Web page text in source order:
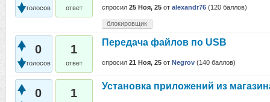
голосов ответ спросил 25 Ноя, 25 от alexandr76 (120 баллов)
блокировщик
0
голосов
1
ответ
Передача файлов по USB
спросил 21 Ноя, 25 от Negrov (140 баллов)
0 1
Установка приложений из